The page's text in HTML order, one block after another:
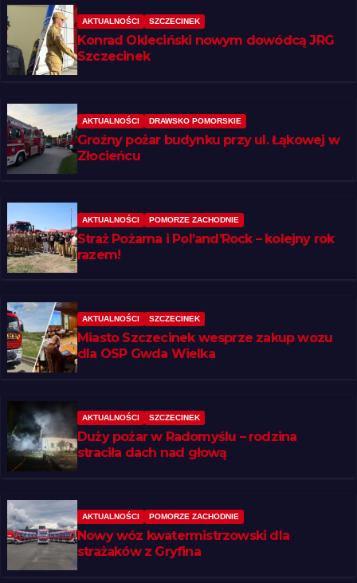
AKTUALNOŚCI SZCZECINEK
Konrad Okleciński nowym dowódcą JRG
Szczecinek
AKTUALNOŚCI DRAWSKO POMORSKIE
Groźny pożar budynku przy ul. Łąkowej w
Złocieńcu
AKTUALNOŚCI POMORZE ZACHODNIE
Straż Pożarna i Pol’and’Rock – kolejny rok
razem!
AKTUALNOŚCI SZCZECINEK
Miasto Szczecinek wesprze zakup wozu
dla OSP Gwda Wielka
AKTUALNOŚCI SZCZECINEK
Duży pożar w Radomyślu – rodzina
straciła dach nad głową
AKTUALNOŚCI POMORZE ZACHODNIE
Nowy wóz kwatermistrzowski dla
strażaków z Gryfina